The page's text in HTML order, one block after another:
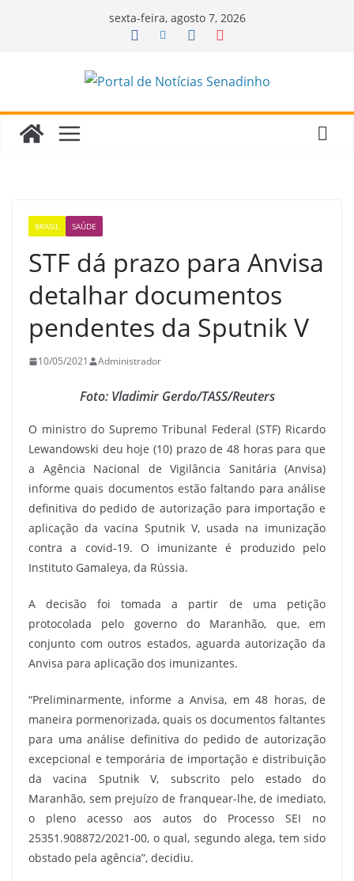
sexta-feira, agosto 7, 2026
BRASIL SAÚDE
STF dá prazo para Anvisa
detalhar documentos
pendentes da Sputnik V
10/05/2021 Administrador
Foto: Vladimir Gerdo/TASS/Reuters
O ministro do Supremo Tribunal Federal (STF) Ricardo
Lewandowski deu hoje (10) prazo de 48 horas para que
a Agência Nacional de Vigilância Sanitária (Anvisa)
informe quais documentos estão faltando para análise
definitiva do pedido de autorização para importação e
aplicação da vacina Sputnik V, usada na imunização
contra a covid-19. O imunizante é produzido pelo
Instituto Gamaleya, da Rússia.
A decisão foi tomada a partir de uma petição
protocolada pelo governo do Maranhão, que, em
conjunto com outros estados, aguarda autorização da
Anvisa para aplicação dos imunizantes.
“Preliminarmente, informe a Anvisa, em 48 horas, de
maneira pormenorizada, quais os documentos faltantes
para uma análise definitiva do pedido de autorização
excepcional e temporária de importação e distribuição
da vacina Sputnik V, subscrito pelo estado do
Maranhão, sem prejuízo de franquear-lhe, de imediato,
o pleno acesso aos autos do Processo SEI no
25351.908872/2021-00, o qual, segundo alega, tem sido
obstado pela agência”, decidiu.